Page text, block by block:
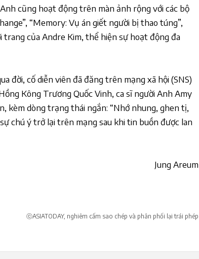
cũng hoạt động trên màn ảnh rộng với các bộ
“Memory: Vụ án giết người bị thao túng”,
của Andre Kim, thể hiện sự hoạt động đa
đời, cố diễn viên đã đăng trên mạng xã hội (SNS)
Kông Trương Quốc Vinh, ca sĩ người Anh Amy
kèm dòng trạng thái ngắn: “Nhớ nhung, ghen tị,
chú ý trở lại trên mạng sau khi tin buồn được lan
Jung Areum
ⓒASIATODAY, nghiêm cấm sao chép và phân phối lại trái phép